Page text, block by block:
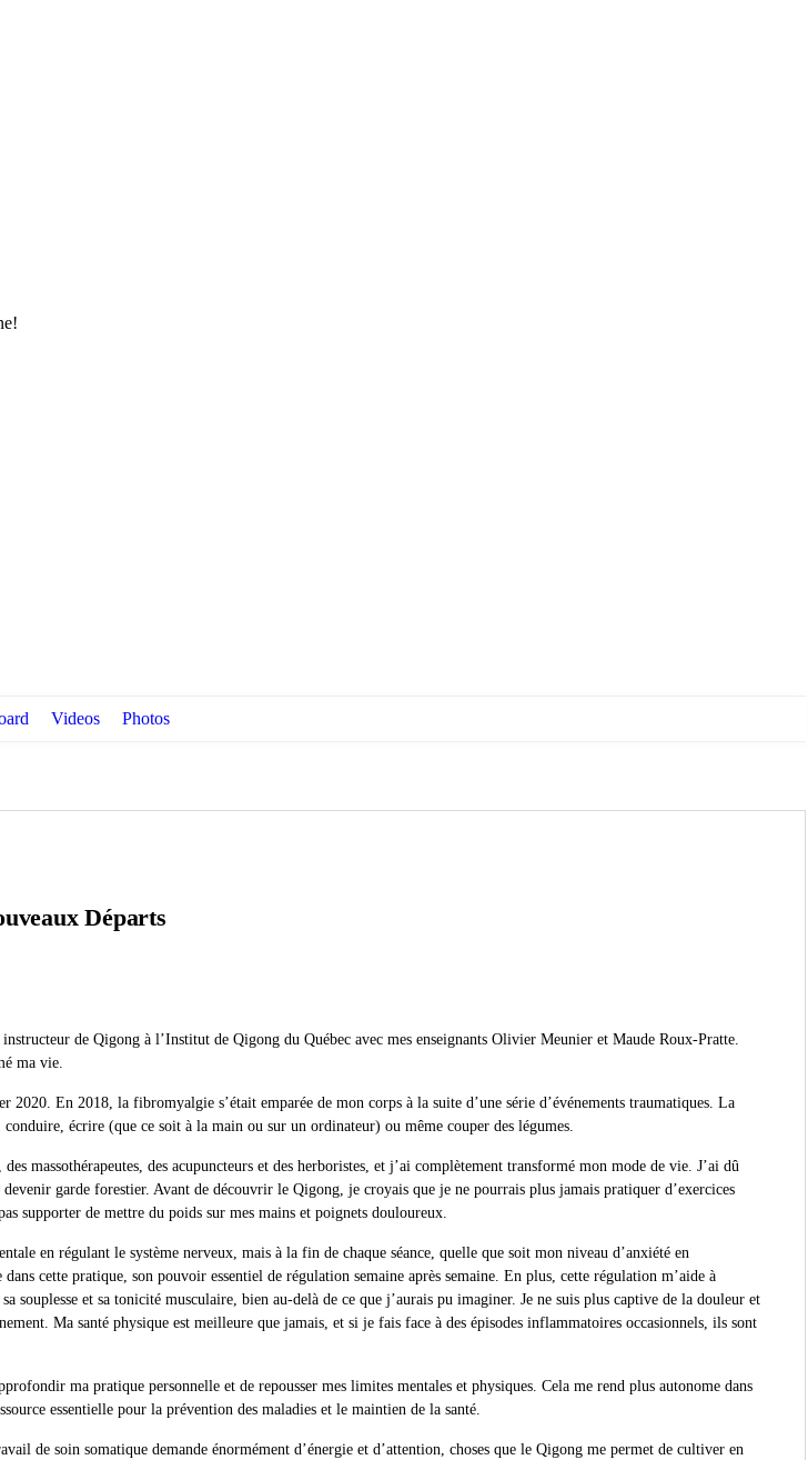
Videos Photos
Départs
de Qigong à l’Institut de Qigong du Québec avec mes enseignants Olivier Meunier et Maude Roux-Pratte.
ma vie.
En 2018, la fibromyalgie s’était emparée de mon corps à la suite d’une série d’événements traumatiques. La
écrire (que ce soit à la main ou sur un ordinateur) ou même couper des légumes.
massothérapeutes, des acupuncteurs et des herboristes, et j’ai complètement transformé mon mode de vie. J’ai dû
garde forestier. Avant de découvrir le Qigong, je croyais que je ne pourrais plus jamais pratiquer d’exercices
supporter de mettre du poids sur mes mains et poignets douloureux.
en régulant le système nerveux, mais à la fin de chaque séance, quelle que soit mon niveau d’anxiété en
cette pratique, son pouvoir essentiel de régulation semaine après semaine. En plus, cette régulation m’aide à
souplesse et sa tonicité musculaire, bien au-delà de ce que j’aurais pu imaginer. Je ne suis plus captive de la douleur et
Ma santé physique est meilleure que jamais, et si je fais face à des épisodes inflammatoires occasionnels, ils sont
ma pratique personnelle et de repousser mes limites mentales et physiques. Cela me rend plus autonome dans
essentielle pour la prévention des maladies et le maintien de la santé.
de soin somatique demande énormément d’énergie et d’attention, choses que le Qigong me permet de cultiver en